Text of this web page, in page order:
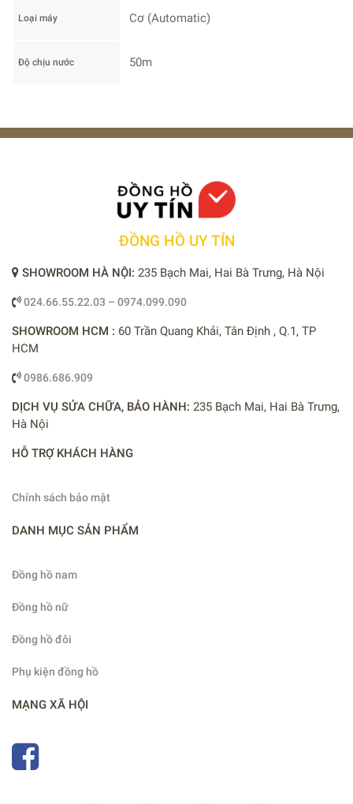
Loại máy Cơ (Automatic)
Độ chịu nước 50m
ĐỒNG HỒ UY TÍN
SHOWROOM HÀ NỘI: 235 Bạch Mai, Hai Bà Trưng, Hà Nội
024.66.55.22.03 – 0974.099.090
SHOWROOM HCM : 60 Trần Quang Khải, Tân Định , Q.1, TP
HCM
0986.686.909
DỊCH VỤ SỬA CHỮA, BẢO HÀNH: 235 Bạch Mai, Hai Bà Trưng,
Hà Nội
HỖ TRỢ KHÁCH HÀNG
Chính sách bảo mật
DANH MỤC SẢN PHẨM
Đồng hồ nam
Đồng hồ nữ
Đồng hồ đôi
Phụ kiện đồng hồ
MẠNG XÃ HỘI